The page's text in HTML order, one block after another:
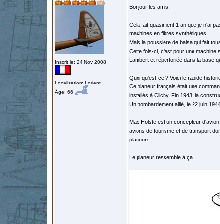
Inscrit le: 24 Nov 2008
Localisation: Lorient
Âge: 66
Bonjour les amis,
Cela fait quasiment 1 an que je n'ai
machines en fibres synthétiques.
Mais la poussière de balsa qui fait
Cette fois-ci, c'est pour une machine
Lambert et répertoriée dans la base
Quoi qu'est-ce ? Voici le rapide
Ce planeur français était une
installés à Clichy. Fin 1943, la
Un bombardement allié, le 22 juin
Max Holste est un concepteur
avions de tourisme et de transport
planeurs.
Le planeur ressemble à ça